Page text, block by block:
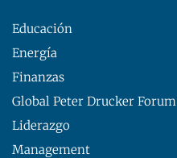
Educación
Energía
Finanzas
Global Peter Drucker Forum
Liderazgo
Management